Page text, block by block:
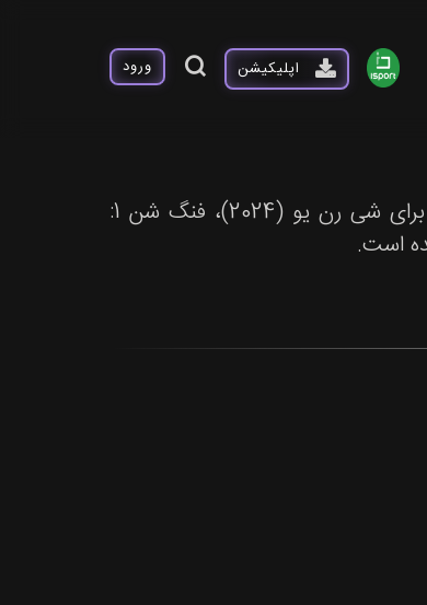
اپلیکیشن ورود
تائو هوانگ در 26 ژوئن 1992 در چین به دنیا آمد. او بازیگری است که برای شی رن یو (2024)، فنگ شن 1: